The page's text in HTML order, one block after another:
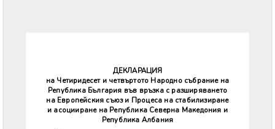
ДЕКЛАРАЦИЯ
на Четиридесет и четвъртото Народно събрание на
Република България във връзка с разширяването
на Европейския съюз и Процеса на стабилизиране
и асоцииране на Република Северна Македония и
Република Албания